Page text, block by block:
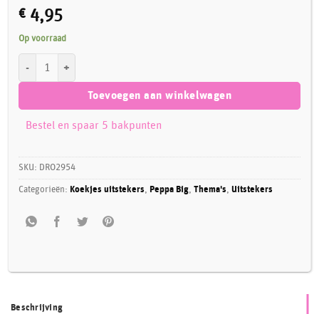
€ 4,95
Op voorraad
Toevoegen aan winkelwagen
Bestel en spaar 5 bakpunten
SKU: DRO2954
Categorieën: Koekjes uitstekers, Peppa Big,Thema's,Uitstekers
Beschrijving